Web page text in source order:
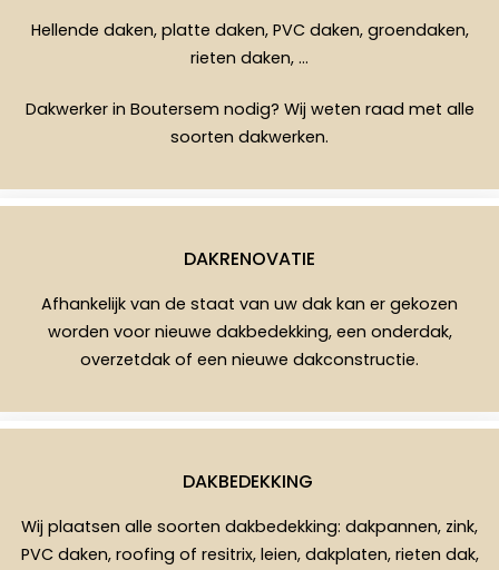
Hellende daken, platte daken, PVC daken, groendaken,
rieten daken, …
Dakwerker in Boutersem nodig? Wij weten raad met alle
soorten dakwerken.
DAKRENOVATIE
Afhankelijk van de staat van uw dak kan er gekozen
worden voor nieuwe dakbedekking, een onderdak,
overzetdak of een nieuwe dakconstructie.
DAKBEDEKKING
Wij plaatsen alle soorten dakbedekking: dakpannen, zink,
PVC daken, roofing of resitrix, leien, dakplaten, rieten dak,